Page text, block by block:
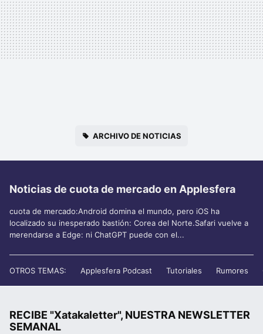
ARCHIVO DE NOTICIAS
Noticias de cuota de mercado en Applesfera
cuota de mercado:Android domina el mundo, pero iOS ha
localizado su inesperado bastión: Corea del Norte.Safari vuelve a
merendarse a Edge: ni ChatGPT puede con el...
OTROS TEMAS: Applesfera Podcast Tutoriales Rumores
RECIBE "Xatakaletter", NUESTRA NEWSLETTER
SEMANAL